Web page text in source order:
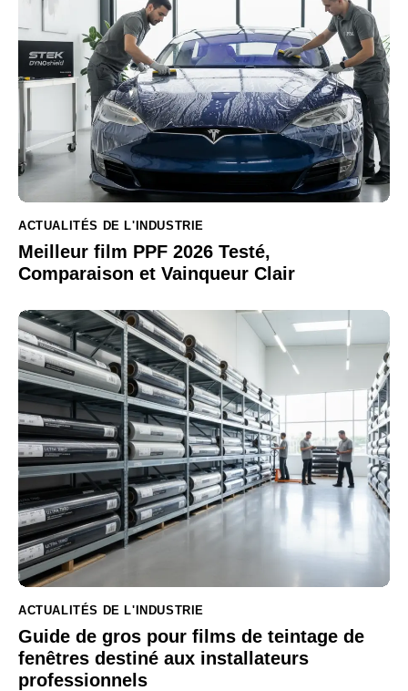
ACTUALITÉS DE L'INDUSTRIE
Meilleur film PPF 2026 Testé,
Comparaison et Vainqueur Clair
ACTUALITÉS DE L'INDUSTRIE
Guide de gros pour films de teintage de
fenêtres destiné aux installateurs
professionnels